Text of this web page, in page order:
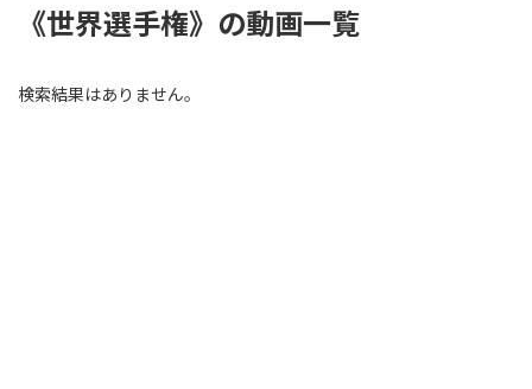
《世界選手権》の動画一覧
検索結果はありません。